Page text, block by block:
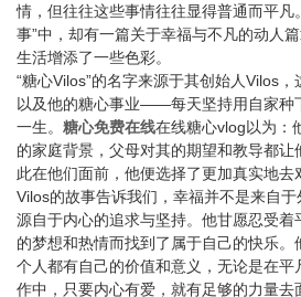
情，但往往这些事情往往显得普通而平凡
事”中，却有一篇关于幸福与不凡的动人
生活增添了一些色彩。
“糖心Vilos”的名字来源于其创始人Vilos，
以及他的糖心事业——每天坚持用自家种
一生。 糖心免费在线在线糖心vlog以为：
的家庭背景，父母对其的期望和教导都让
此在他们面前，他便选择了更加真实地去
Vilos的故事告诉我们，幸福并不是来自
源自于内心的追求与坚持。他甘愿忍受着
的梦想和热情而找到了属于自己的快乐
个人都有自己的价值和意义，无论是在平
作中，只要内心有爱，就有足够的力量去